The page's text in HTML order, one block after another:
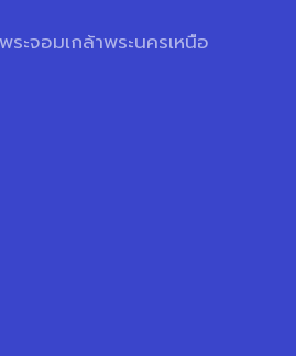
ะจอมเกล้าพระนครเหนือ